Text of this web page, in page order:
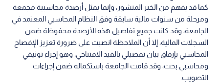
كما قد يفهم من الخبر المنشور، وإنما يمثل أرصدة محاسبية مجمعة
ومرحلة من سنوات مالية سابقة وفق النظام المحاسبي المعتمد في
الجامعة، وقد كانت جميع تفاصيل هذه الأرصدة محفوظة ضمن
السجلات المالية، إلا أن الملاحظة انصبت على ضرورة تعزيز الإفصاح
المحاسبي بإرفاق بيان تفصيلي بالقيد الافتتاحي، وهو إجراء توثيقي
ومحاسبي بحت، وقد قامت الجامعة باستكماله ضمن إجراءات
التصويب.